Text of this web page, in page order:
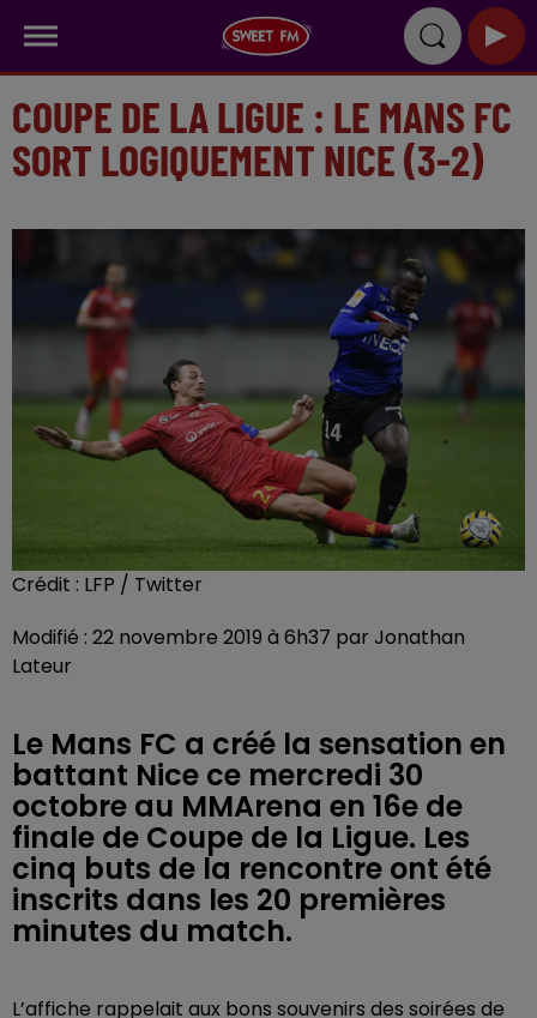
COUPE DE LA LIGUE : LE MANS FC
SORT LOGIQUEMENT NICE (3-2)
Crédit : LFP / Twitter
Modifié : 22 novembre 2019 à 6h37 par Jonathan
Lateur
Le Mans FC a créé la sensation en
battant Nice ce mercredi 30
octobre au MMArena en 16e de
finale de Coupe de la Ligue. Les
cinq buts de la rencontre ont été
inscrits dans les 20 premières
minutes du match.
L’affiche rappelait aux bons souvenirs des soirées de